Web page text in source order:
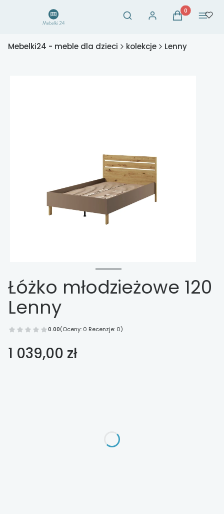
Otwórz wyszukiwarkę
Szukaj Zaloguj sięProdukty w
Koszyk Menu
Mebelki24 - meble dla dzieci kolekcje Lenny
Łóżko młodzieżowe 120
Lenny
0.00(Oceny: 0 Recenzje: 0)
Cena
1 039,00 zł